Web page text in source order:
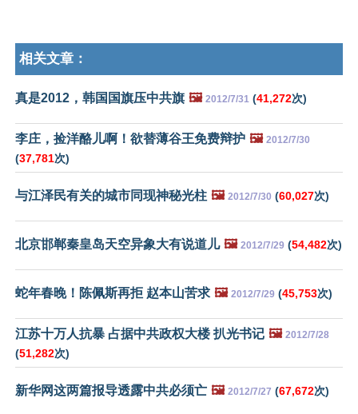
相关文章：
真是2012，韩国国旗压中共旗 🖼️ 2012/7/31 (41,272次)
李庄，捡洋酪儿啊！欲替薄谷王免费辩护 🖼️ 2012/7/30
(37,781次)
与江泽民有关的城市同现神秘光柱 🖼️ 2012/7/30 (60,027次)
北京邯郸秦皇岛天空异象大有说道儿 🖼️ 2012/7/29 (54,482次)
蛇年春晚！陈佩斯再拒 赵本山苦求 🖼️ 2012/7/29 (45,753次)
江苏十万人抗暴 占据中共政权大楼 扒光书记 🖼️ 2012/7/28
(51,282次)
新华网这两篇报导透露中共必须亡 🖼️ 2012/7/27 (67,672次)